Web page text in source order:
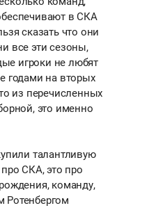
в СКА
сказать что они
все эти сезоны,
игроки не любят
годами на вторых
из перечисленных
это именно
талантливую
СКА, это про
команду,
Ротенбергом